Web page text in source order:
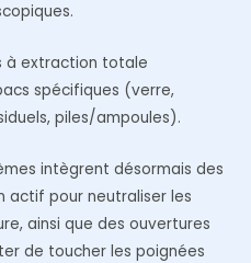
à extraction totale
spécifiques (verre,
piles/ampoules).
intègrent désormais des
actif pour neutraliser les
ainsi que des ouvertures
de toucher les poignées